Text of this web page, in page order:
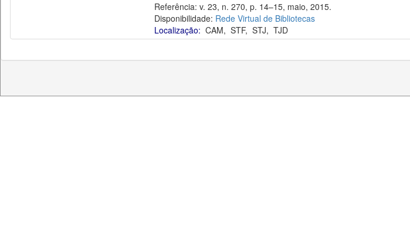
Referência: v. 23, n. 270, p. 14–15, maio, 2015.
Disponibilidade: Rede Virtual de Bibliotecas
Localização: CAM, STF, STJ, TJD